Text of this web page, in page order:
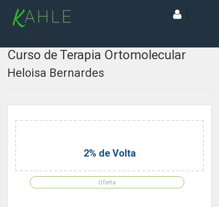
Curso de Terapia Ortomolecular
Heloisa Bernardes
2% de Volta
Oferta